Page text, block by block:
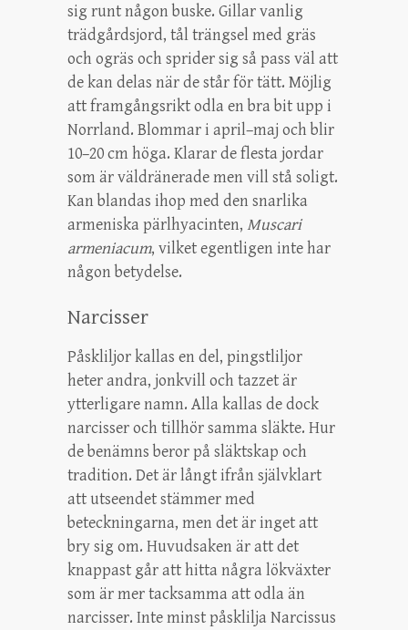
sig runt någon buske. Gillar vanlig
trädgårdsjord, tål trängsel med gräs
och ogräs och sprider sig så pass väl att
de kan delas när de står för tätt. Möjlig
att framgångsrikt odla en bra bit upp i
Norrland. Blommar i april–maj och blir
10–20 cm höga. Klarar de flesta jordar
som är väldränerade men vill stå soligt.
Kan blandas ihop med den snarlika
armeniska pärlhyacinten, Muscari
armeniacum, vilket egentligen inte har
någon betydelse.
Narcisser
Påskliljor kallas en del, pingstliljor
heter andra, jonkvill och tazzet är
ytterligare namn. Alla kallas de dock
narcisser och tillhör samma släkte. Hur
de benämns beror på släktskap och
tradition. Det är långt ifrån självklart
att utseendet stämmer med
beteckningarna, men det är inget att
bry sig om. Huvudsaken är att det
knappast går att hitta några lökväxter
som är mer tacksamma att odla än
narcisser. Inte minst påsklilja Narcissus